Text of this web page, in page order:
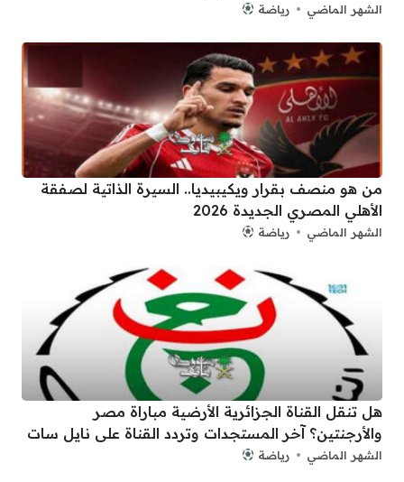
الشهر الماضي رياضة
من هو منصف بقرار ويكيبيديا.. السيرة الذاتية لصفقة
الأهلي المصري الجديدة 2026
الشهر الماضي رياضة
هل تنقل القناة الجزائرية الأرضية مباراة مصر
والأرجنتين؟ آخر المستجدات وتردد القناة على نايل سات
الشهر الماضي رياضة